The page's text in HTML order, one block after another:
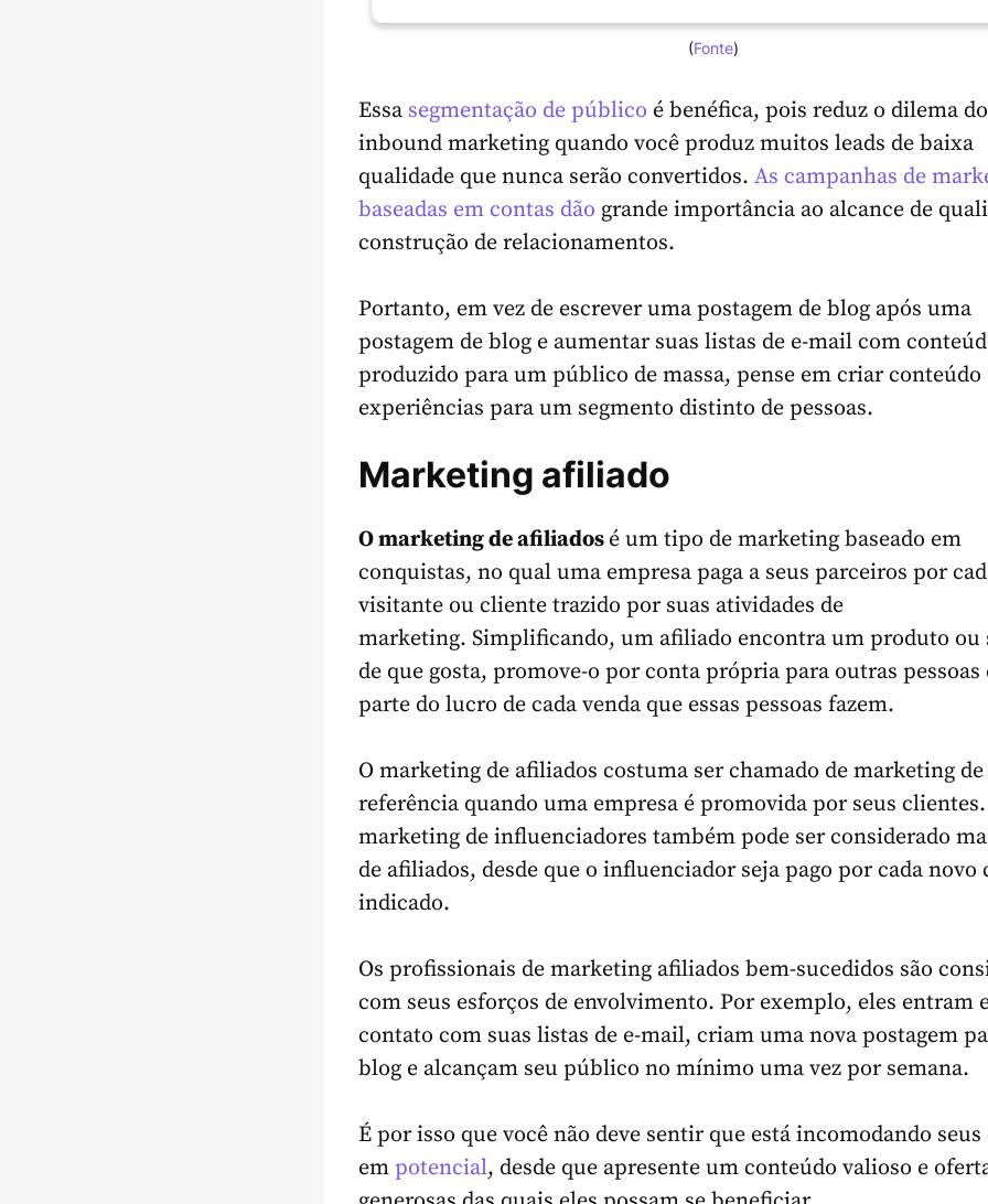
(Fonte)
Essa segmentação de público é benéfica, pois reduz o dilema do
inbound marketing quando você produz muitos leads de baixa
qualidade que nunca serão convertidos. As campanhas de
baseadas em contas dão grande importância ao alcance de
construção de relacionamentos.
Portanto, em vez de escrever uma postagem de blog após uma
postagem de blog e aumentar suas listas de e-mail com
produzido para um público de massa, pense em criar conteúdo
experiências para um segmento distinto de pessoas.
Marketing afiliado
O marketing de afiliados é um tipo de marketing baseado em
conquistas, no qual uma empresa paga a seus parceiros por
visitante ou cliente trazido por suas atividades de
marketing. Simplificando, um afiliado encontra um produto ou
de que gosta, promove-o por conta própria para outras pessoas
parte do lucro de cada venda que essas pessoas fazem.
O marketing de afiliados costuma ser chamado de marketing de
referência quando uma empresa é promovida por seus
marketing de influenciadores também pode ser considerado
de afiliados, desde que o influenciador seja pago por cada novo
indicado.
Os profissionais de marketing afiliados bem-sucedidos são
com seus esforços de envolvimento. Por exemplo, eles entram
contato com suas listas de e-mail, criam uma nova postagem
blog e alcançam seu público no mínimo uma vez por semana.
É por isso que você não deve sentir que está incomodando
em potencial, desde que apresente um conteúdo valioso e